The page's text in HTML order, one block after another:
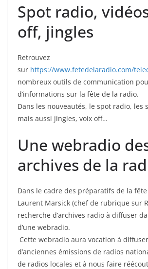
Spot radio,
off, jingles
Retrouvez
sur https://www.fetedelaradio.com/
nombreux outils de communication
d’informations sur la fête de la radio.
Dans les nouveautés, le spot radio, les
mais aussi jingles, voix off…
Une webradio
archives de la
Dans le cadre des préparatifs de la
Laurent Marsick (chef de rubrique sur
recherche d’archives radio à diffuser
d’une webradio.
Cette webradio aura vocation à
d’anciennes émissions de radios
de radios locales et à nous faire